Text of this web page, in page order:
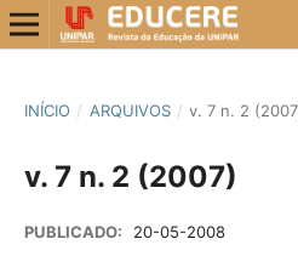
INÍCIO / ARQUIVOS / v. 7 n. 2
v. 7 n. 2 (2007)
PUBLICADO: 20-05-2008